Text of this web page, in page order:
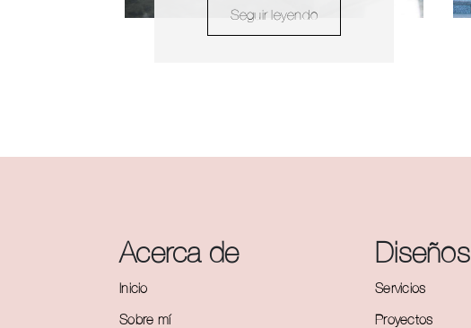
Seguir leyendo
Acerca de
Inicio
Sobre mí
Diseños
Servicios
Proyectos